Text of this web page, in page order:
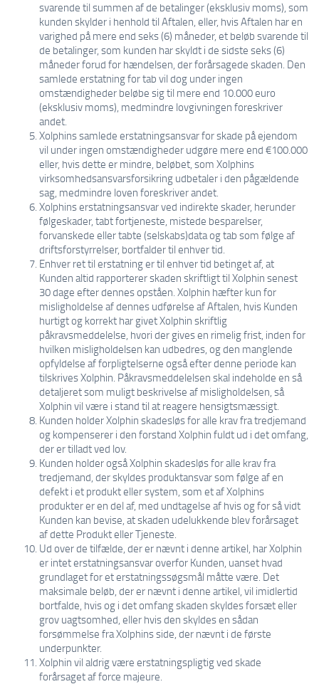
svarende til summen af de betalinger (eksklusiv moms), som
kunden skylder i henhold til Aftalen, eller, hvis Aftalen har en
varighed på mere end seks (6) måneder, et beløb svarende til
de betalinger, som kunden har skyldt i de sidste seks (6)
måneder forud for hændelsen, der forårsagede skaden. Den
samlede erstatning for tab vil dog under ingen
omstændigheder beløbe sig til mere end 10.000 euro
(eksklusiv moms), medmindre lovgivningen foreskriver
andet.
Xolphins samlede erstatningsansvar for skade på ejendom
vil under ingen omstændigheder udgøre mere end €100.000
eller, hvis dette er mindre, beløbet, som Xolphins
virksomhedsansvarsforsikring udbetaler i den pågældende
sag, medmindre loven foreskriver andet.
Xolphins erstatningsansvar ved indirekte skader, herunder
følgeskader, tabt fortjeneste, mistede besparelser,
forvanskede eller tabte (selskabs)data og tab som følge af
driftsforstyrrelser, bortfalder til enhver tid.
Enhver ret til erstatning er til enhver tid betinget af, at
Kunden altid rapporterer skaden skriftligt til Xolphin senest
30 dage efter dennes opståen. Xolphin hæfter kun for
misligholdelse af dennes udførelse af Aftalen, hvis Kunden
hurtigt og korrekt har givet Xolphin skriftlig
påkravsmeddelelse, hvori der gives en rimelig frist, inden for
hvilken misligholdelsen kan udbedres, og den manglende
opfyldelse af forpligtelserne også efter denne periode kan
tilskrives Xolphin. Påkravsmeddelelsen skal indeholde en så
detaljeret som muligt beskrivelse af misligholdelsen, så
Xolphin vil være i stand til at reagere hensigtsmæssigt.
Kunden holder Xolphin skadesløs for alle krav fra tredjemand
og kompenserer i den forstand Xolphin fuldt ud i det omfang,
der er tilladt ved lov.
Kunden holder også Xolphin skadesløs for alle krav fra
tredjemand, der skyldes produktansvar som følge af en
defekt i et produkt eller system, som et af Xolphins
produkter er en del af, med undtagelse af hvis og for så vidt
Kunden kan bevise, at skaden udelukkende blev forårsaget
af dette Produkt eller Tjeneste.
Ud over de tilfælde, der er nævnt i denne artikel, har Xolphin
er intet erstatningsansvar overfor Kunden, uanset hvad
grundlaget for et erstatningssøgsmål måtte være. Det
maksimale beløb, der er nævnt i denne artikel, vil imidlertid
bortfalde, hvis og i det omfang skaden skyldes forsæt eller
grov uagtsomhed, eller hvis den skyldes en sådan
forsømmelse fra Xolphins side, der nævnt i de første
underpunkter.
Xolphin vil aldrig være erstatningspligtig ved skade
forårsaget af force majeure.